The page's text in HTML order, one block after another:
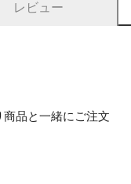
レビュー
品と一緒にご注文